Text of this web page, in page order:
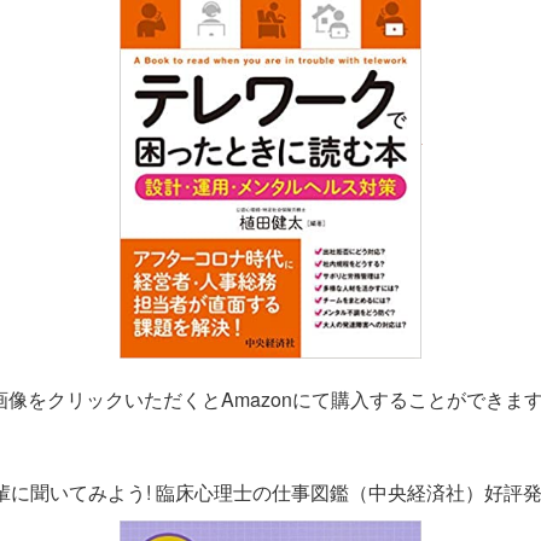
像をクリックいただくとAmazonにて購入することができます
に聞いてみよう! 臨床心理士の仕事図鑑（中央経済社）好評